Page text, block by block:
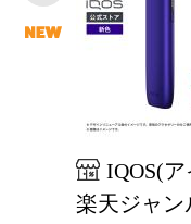
IQOS(
楽天ジャン